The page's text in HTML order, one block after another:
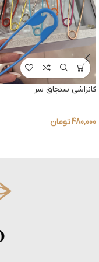
کانزاشی سنجاق سر
480,000تومان